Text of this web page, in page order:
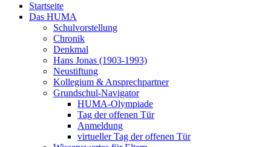
Startseite
Das HUMA
Schulvorstellung
Chronik
Denkmal
Hans Jonas (1903-1993)
Neustiftung
Kollegium & Ansprechpartner
Grundschul-Navigator
HUMA-Olympiade
Tag der offenen Tür
Anmeldung
virtueller Tag der offenen Tür